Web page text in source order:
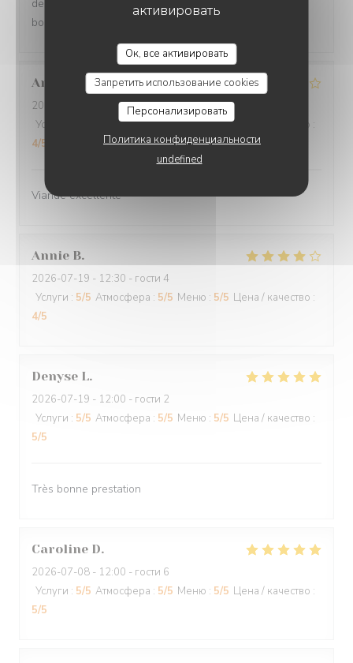
активировать
Ок, все активировать
Запретить использование cookies
Персонализировать
Политика конфиденциальности
undefined
des plats - portions copieuses - Service au top dans la
bonne humeur.
Anne-Marie G
2026-07-25
- 12:30 - гости 3
Услуги
Атмосфера:4/5 Меню:4/5 Цена / качество :
4/5
Viande excellente
Annie B
2026-07-19 - 12:30 - гости 4
Услуги : 5/5 Атмосфера : 5/5 Меню : 5/5 Цена / качество :
4/5
Denyse L
2026-07-19 - 12:00 - гости 2
Услуги : 5/5 Атмосфера : 5/5 Меню : 5/5 Цена / качество :
5/5
Très bonne prestation
Caroline D
2026-07-08 - 12:00 - гости 6
Услуги : 5/5 Атмосфера : 5/5 Меню : 5/5 Цена / качество :
5/5
O'CHAROLAIS